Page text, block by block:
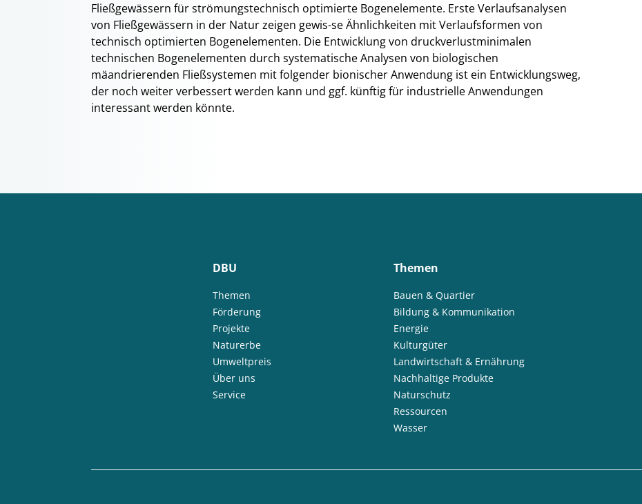
Fließgewässern für strömungstechnisch optimierte Bogenelemente. Erste Verlaufsanalysen
von Fließgewässern in der Natur zeigen gewis-se Ähnlichkeiten mit Verlaufsformen von
technisch optimierten Bogenelementen. Die Entwicklung von druckverlustminimalen
technischen Bogenelementen durch systematische Analysen von biologischen
mäandrierenden Fließsystemen mit folgender bionischer Anwendung ist ein Entwicklungsweg,
der noch weiter verbessert werden kann und ggf. künftig für industrielle Anwendungen
interessant werden könnte.
DBU
Themen
Förderung
Projekte
Naturerbe
Umweltpreis
Über uns
Service
Themen
Bauen & Quartier
Bildung & Kommunikation
Energie
Kulturgüter
Landwirtschaft & Ernährung
Nachhaltige Produkte
Naturschutz
Ressourcen
Wasser